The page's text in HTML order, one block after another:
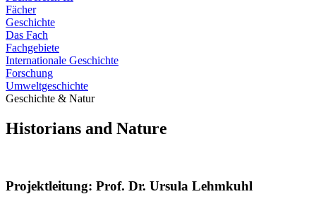
Fächer
Geschichte
Das Fach
Fachgebiete
Internationale Geschichte
Forschung
Umweltgeschichte
Geschichte & Natur
Historians and Nature
Projektleitung: Prof. Dr. Ursula Lehmkuhl